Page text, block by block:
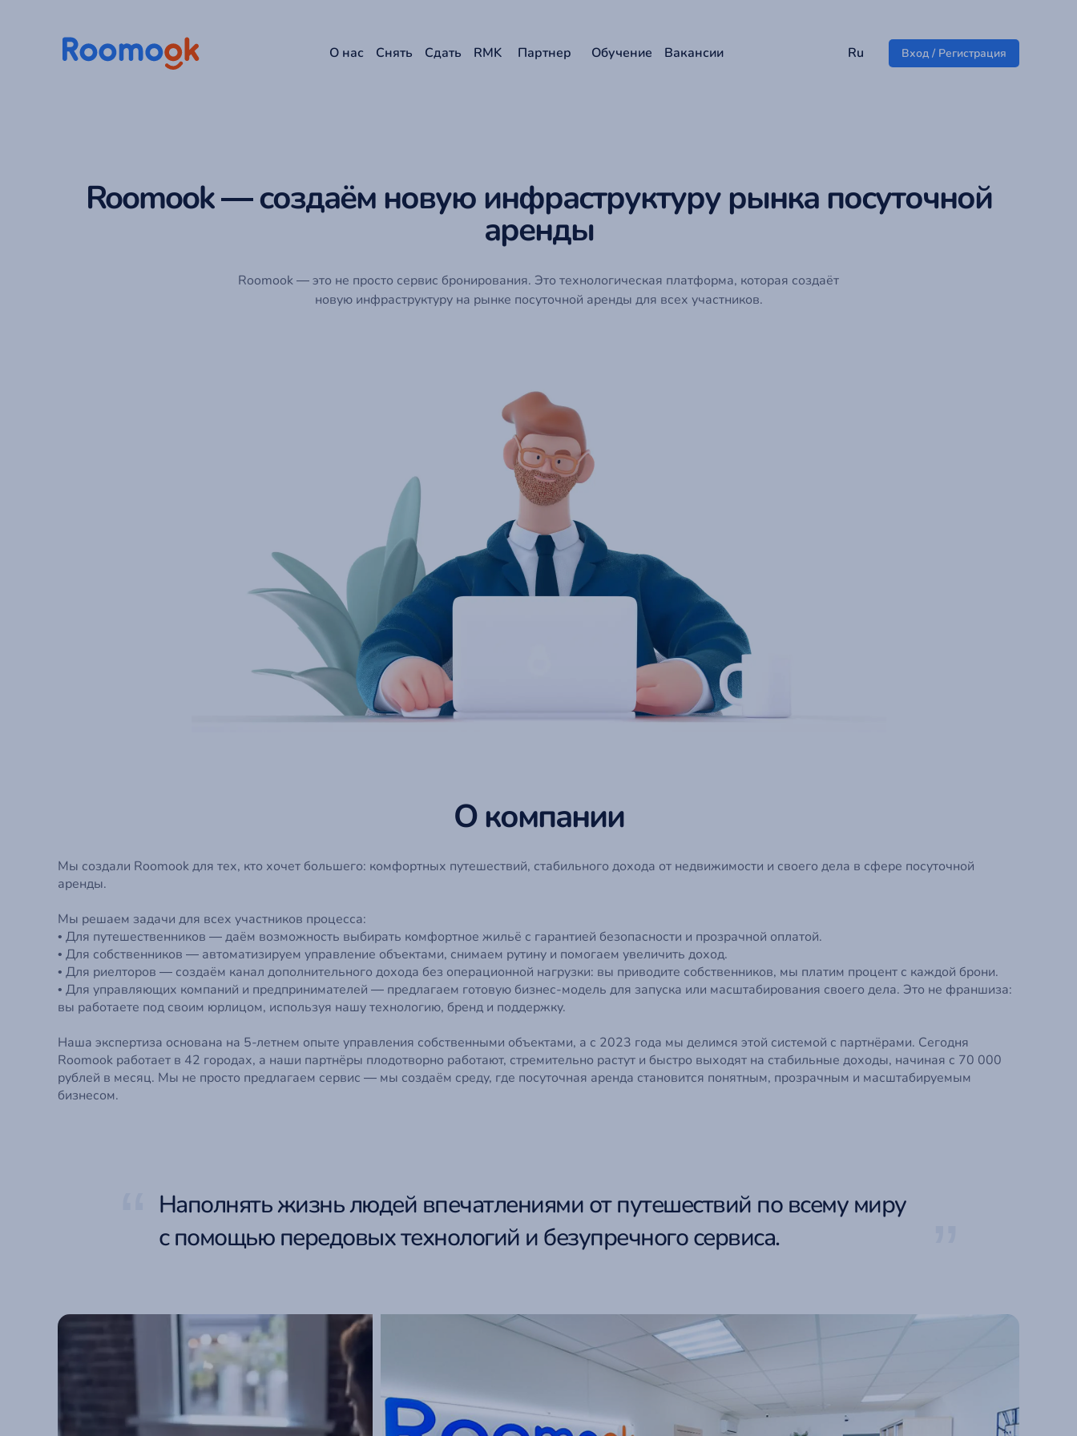
О нас Снять Сдать RMK Партнер Обучение Вакансии Ru Вход / Регистрация
Roomook — создаём новую инфраструктуру рынка посуточной
аренды
Roomook — это не просто сервис бронирования. Это технологическая платформа, которая создаёт
новую инфраструктуру на рынке посуточной аренды для всех участников.
О компании
Мы создали Roomook для тех, кто хочет большего: комфортных путешествий, стабильного дохода от недвижимости и своего дела в сфере посуточной
аренды.
Мы решаем задачи для всех участников процесса:
• Для путешественников — даём возможность выбирать комфортное жильё с гарантией безопасности и прозрачной оплатой.
• Для собственников — автоматизируем управление объектами, снимаем рутину и помогаем увеличить доход.
• Для риелторов — создаём канал дополнительного дохода без операционной нагрузки: вы приводите собственников, мы платим процент с каждой брони.
• Для управляющих компаний и предпринимателей — предлагаем готовую бизнес-модель для запуска или масштабирования своего дела. Это не франшиза:
вы работаете под своим юрлицом, используя нашу технологию, бренд и поддержку.
Наша экспертиза основана на 5-летнем опыте управления собственными объектами, а с 2023 года мы делимся этой системой с партнёрами. Сегодня
Roomook работает в 42 городах, а наши партнёры плодотворно работают, стремительно растут и быстро выходят на стабильные доходы, начиная с 70 000
рублей в месяц. Мы не просто предлагаем сервис — мы создаём среду, где посуточная аренда становится понятным, прозрачным и масштабируемым
бизнесом.
Наполнять жизнь людей впечатлениями от путешествий по всему миру
с помощью передовых технологий и безупречного сервиса.